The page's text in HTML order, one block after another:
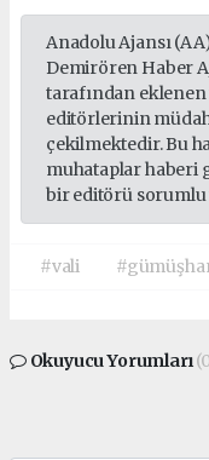
Anadolu Ajansı
Demirören Haber
tarafından
editörlerinin
çekilmektedir. Bu
muhataplar haberi
bir editörü sorumlu
#vali
Okuyucu Yorumları